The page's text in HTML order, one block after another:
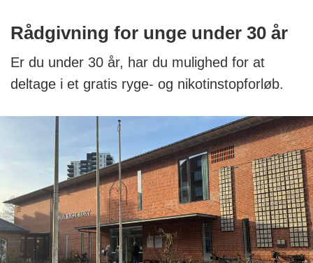
Rådgivning for unge under 30 år
Er du under 30 år, har du mulighed for at
deltage i et gratis ryge- og nikotinstopforløb.